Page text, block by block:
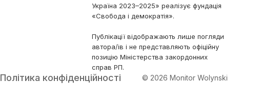
Україна 2023–2025» реалізує фундація
«Свобода і демократія».
Публікації відображають лише погляди
автора/ів і не представляють офіційну
позицію Міністерства закордонних
справ РП.
Політика конфіденційності © 2026 Monitor Wolynski